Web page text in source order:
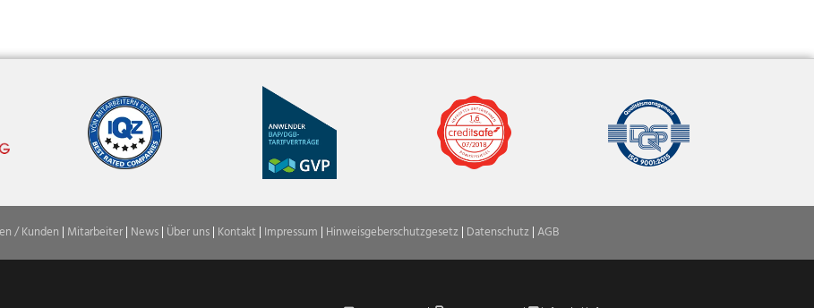
/ Kunden | Mitarbeiter| News| Über uns| Kontakt | Impressum | Hinweisgeberschutzgesetz| Datenschutz|AGB